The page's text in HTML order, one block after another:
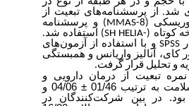
از پرسشنامه‌های تبعیت از
(MMAS-8)
و پرسشنامه
(
-SH HELIA
) استفاده شد.
SPSSو با استفاده از آزمون‌های
آنالیز واریانس و همبستگی
و تحلیل قرار گرفت.
تبعیت از درمان دارویی و
نمره کل سواد سلامت به ترتیب 01/46 ± 04/06 و
± 36/47 بود. در بین شرکت‌کنندگان در